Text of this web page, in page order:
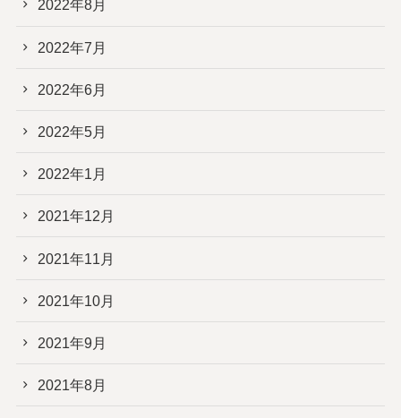
2022年8月
2022年7月
2022年6月
2022年5月
2022年1月
2021年12月
2021年11月
2021年10月
2021年9月
2021年8月